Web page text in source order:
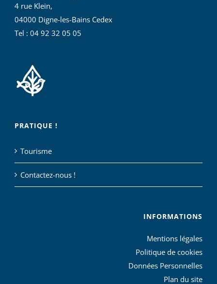
4 rue Klein,
04000 Digne-les-Bains Cedex
Tel : 04 92 32 05 05
PRATIQUE !
Tourisme
Contactez-nous !
INFORMATIONS
Mentions légales
Politique de cookies
Données Personnelles
Plan du site